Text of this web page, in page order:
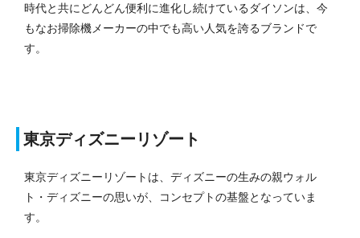
時代と共にどんどん便利に進化し続けているダイソンは、今
もなお掃除機メーカーの中でも高い人気を誇るブランドで
す。
東京ディズニーリゾート
東京ディズニーリゾートは、ディズニーの生みの親ウォル
ト・ディズニーの思いが、コンセプトの基盤となっていま
す。